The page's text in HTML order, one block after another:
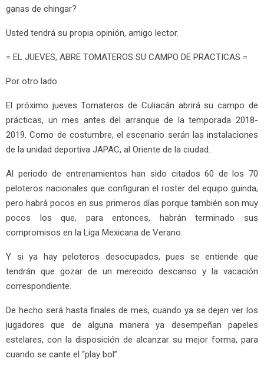
ganas de chingar?
Usted tendrá su propia opinión, amigo lector.
= EL JUEVES, ABRE TOMATEROS SU CAMPO DE PRACTICAS =
Por otro lado.
El próximo jueves Tomateros de Culiacán abrirá su campo de
prácticas, un mes antes del arranque de la temporada 2018-
2019. Como de costumbre, el escenario serán las instalaciones
de la unidad deportiva JAPAC, al Oriente de la ciudad.
Al periodo de entrenamientos han sido citados 60 de los 70
peloteros nacionales que configuran el roster del equipo guinda;
pero habrá pocos en sus primeros días porque también son muy
pocos los que, para entonces, habrán terminado sus
compromisos en la Liga Mexicana de Verano.
Y si ya hay peloteros desocupados, pues se entiende que
tendrán que gozar de un merecido descanso y la vacación
correspondiente.
De hecho será hasta finales de mes, cuando ya se dejen ver los
jugadores que de alguna manera ya desempeñan papeles
estelares, con la disposición de alcanzar su mejor forma, para
cuando se cante el “play bol”.